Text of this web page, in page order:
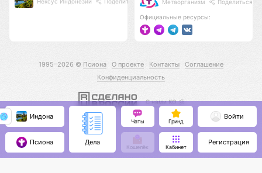
Метаорганизм Поделиться
Официальные ресурсы:
1995–2026 © Псиона О проекте Контакты
Соглашение
Конфиденциальность
С нами КО 🕉️
Индона
Псиона Дела
Чаты Гринд
Кошелёк Кабинет
Войти
Регистрация